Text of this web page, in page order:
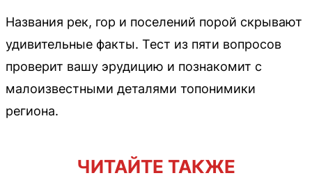
Названия рек, гор и поселений порой скрывают
удивительные факты. Тест из пяти вопросов
проверит вашу эрудицию и познакомит с
малоизвестными деталями топонимики
региона.
ЧИТАЙТЕ ТАКЖЕ